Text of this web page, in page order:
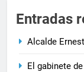
Entradas
Alcalde
El gabinete